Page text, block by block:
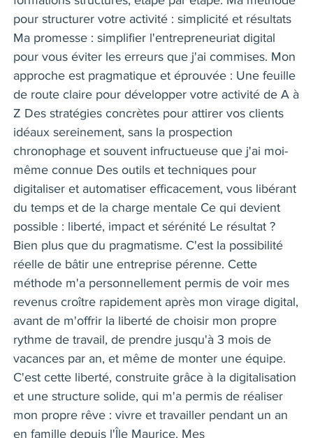
pour structurer votre activité : simplicité et résultats
Ma promesse : simplifier l'entrepreneuriat digital
pour vous éviter les erreurs que j'ai commises. Mon
approche est pragmatique et éprouvée : Une feuille
de route claire pour développer votre activité de A à
Z Des stratégies concrètes pour attirer vos clients
idéaux sereinement, sans la prospection
chronophage et souvent infructueuse que j'ai moi-
même connue Des outils et techniques pour
digitaliser et automatiser efficacement, vous libérant
du temps et de la charge mentale Ce qui devient
possible : liberté, impact et sérénité Le résultat ?
Bien plus que du pragmatisme. C'est la possibilité
réelle de bâtir une entreprise pérenne. Cette
méthode m'a personnellement permis de voir mes
revenus croître rapidement après mon virage digital,
avant de m'offrir la liberté de choisir mon propre
rythme de travail, de prendre jusqu'à 3 mois de
vacances par an, et même de monter une équipe.
C'est cette liberté, construite grâce à la digitalisation
et une structure solide, qui m'a permis de réaliser
mon propre rêve : vivre et travailler pendant un an
en famille depuis l'Île Maurice. Mes